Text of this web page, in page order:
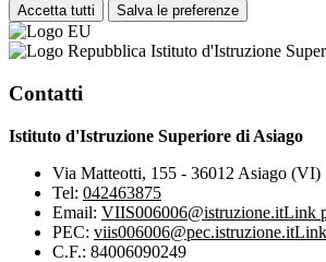
Accetta tutti Salva le preferenze
Istituto d'Istruzione
Contatti
Istituto d'Istruzione Superiore di Asiago
Via Matteotti, 155 - 36012 Asiago (VI)
Tel: 042463875
Email: VIIS006006@istruzione.itLink
PEC: viis006006@pec.istruzione.it
C.F.: 84006090249